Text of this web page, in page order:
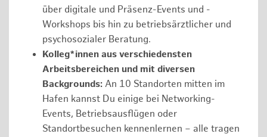
über digitale und Präsenz-Events und -
Workshops bis hin zu betriebsärztlicher und
psychosozialer Beratung.
Kolleg*innen aus verschiedensten
Arbeitsbereichen und mit diversen
Backgrounds: An 10 Standorten mitten im
Hafen kannst Du einige bei Networking-
Events, Betriebsausflügen oder
Standortbesuchen kennenlernen – alle tragen